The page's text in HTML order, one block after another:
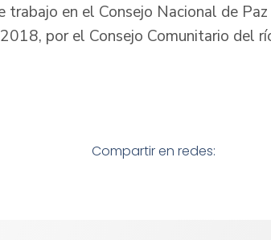
trabajo en el Consejo Nacional de
por el Consejo Comunitario del
Compartir en redes: